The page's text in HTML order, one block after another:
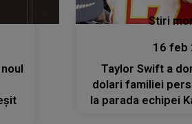
Stiri
16 feb
Taylor Swift a
dolari familiei
la parada echipei